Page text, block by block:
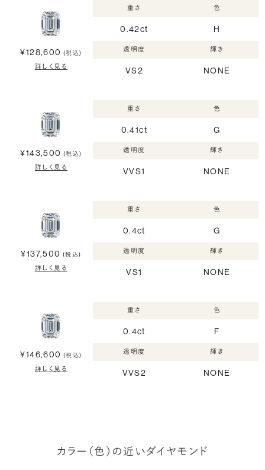
¥128,600 (税込)
詳しく見る
重さ
0.42ct
色
H
透明度
VS2
輝き
NONE
¥143,500 (税込)
詳しく見る
重さ
0.41ct
色
G
透明度
VVS1
輝き
NONE
¥137,500 (税込)
詳しく見る
重さ
0.4ct
色
G
透明度
VS1
輝き
NONE
¥146,600 (税込)
詳しく見る
重さ
0.4ct
色
F
透明度
VVS2
輝き
NONE
カラー（色）の近いダイヤモンド